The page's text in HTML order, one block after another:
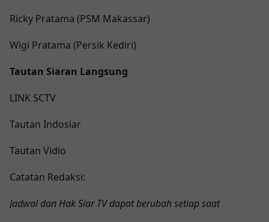
Ricky Pratama (PSM Makassar)
Wigi Pratama (Persik Kediri)
Tautan Siaran Langsung
LINK SCTV
Tautan Indosiar
Tautan Vidio
Catatan Redaksi:
Jadwal dan Hak Siar TV dapat berubah setiap saat